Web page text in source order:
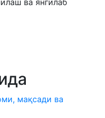
ва янгилаб
мақсади ва